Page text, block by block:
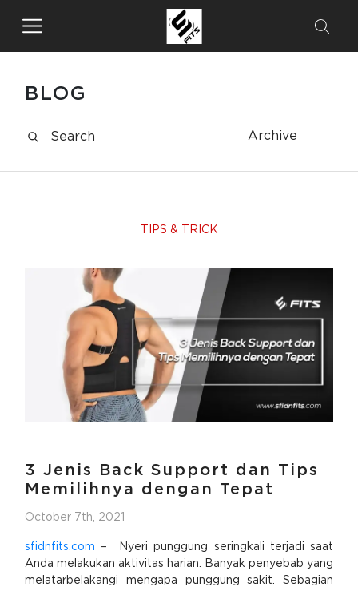
BLOG
Archive
TIPS & TRICK
3 Jenis Back Support dan Tips
Memilihnya dengan Tepat
October 7th, 2021
sfidnfits.com – Nyeri punggung seringkali terjadi saat
Anda melakukan aktivitas harian. Banyak penyebab yang
melatarbelakangi mengapa punggung sakit. Sebagian